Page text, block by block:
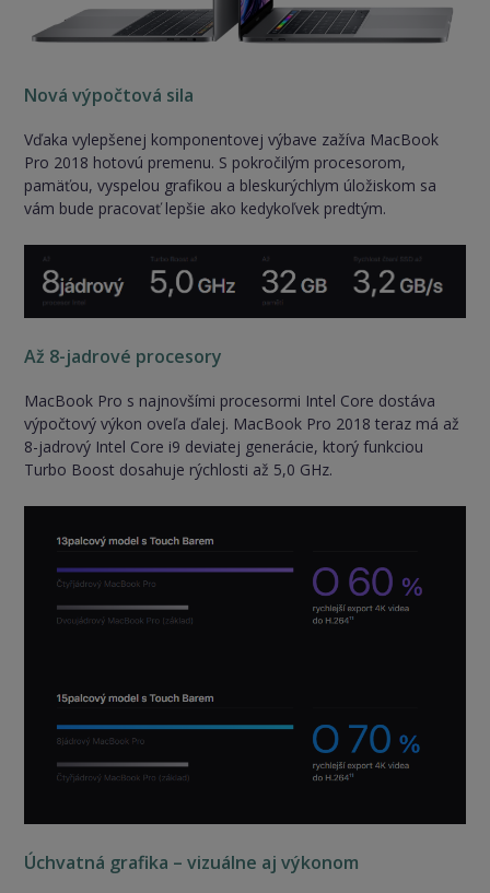
Nová výpočtová sila
Vďaka vylepšenej komponentovej výbave zažíva MacBook
Pro 2018 hotovú premenu. S pokročilým procesorom,
pamäťou, vyspelou grafikou a bleskurýchlym úložiskom sa
vám bude pracovať lepšie ako kedykoľvek predtým.
Až 8-jadrové procesory
MacBook Pro s najnovšími procesormi Intel Core dostáva
výpočtový výkon oveľa ďalej. MacBook Pro 2018 teraz má až
8-jadrový Intel Core i9 deviatej generácie, ktorý funkciou
Turbo Boost dosahuje rýchlosti až 5,0 GHz.
Úchvatná grafika – vizuálne aj výkonom